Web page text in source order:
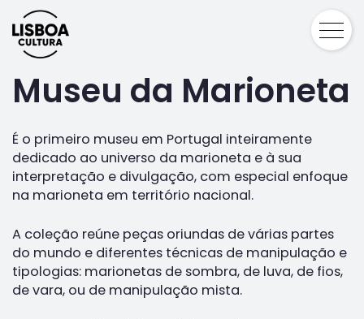
Museu da Marioneta
É o primeiro museu em Portugal inteiramente
dedicado ao universo da marioneta e à sua
interpretação e divulgação, com especial enfoque
na marioneta em território nacional.
A coleção reúne peças oriundas de várias partes
do mundo e diferentes técnicas de manipulação e
tipologias: marionetas de sombra, de luva, de fios,
de vara, ou de manipulação mista.